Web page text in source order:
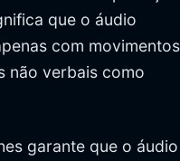
que o áudio
com movimentos
não verbais como
garante que o áudio